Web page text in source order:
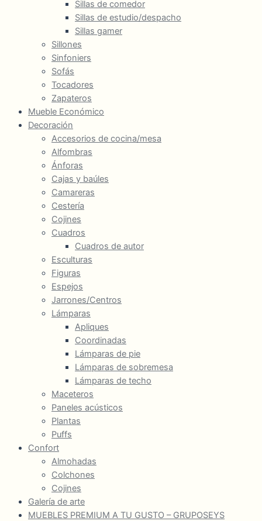
Sillas de comedor
Sillas de estudio/despacho
Sillas gamer
Sillones
Sinfoniers
Sofás
Tocadores
Zapateros
Mueble Económico
Decoración
Accesorios de cocina/mesa
Alfombras
Ánforas
Cajas y baúles
Camareras
Cestería
Cojines
Cuadros
Cuadros de autor
Esculturas
Figuras
Espejos
Jarrones/Centros
Lámparas
Apliques
Coordinadas
Lámparas de pie
Lámparas de sobremesa
Lámparas de techo
Maceteros
Paneles acústicos
Plantas
Puffs
Confort
Almohadas
Colchones
Cojines
Galería de arte
MUEBLES PREMIUM A TU GUSTO – GRUPOSEYS